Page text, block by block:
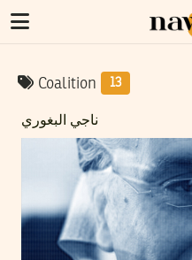
Coalition 13
ناجي البغوري